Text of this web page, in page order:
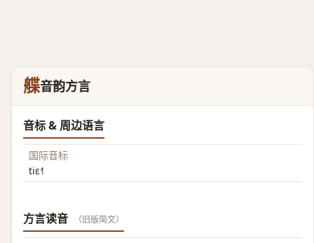
艓音韵方言
音标 & 周边语言
国际音标
tiɛ˧˥
方言读音 （旧版简文）